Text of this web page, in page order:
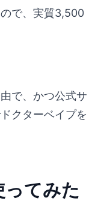
で、実質3,500
で、かつ公式サ
クターベイプを
ってみた